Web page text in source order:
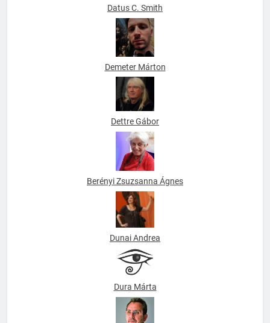
Datus C. Smith
Demeter Márton
Dettre Gábor
Berényi Zsuzsanna Ágnes
Dunai Andrea
Dura Márta